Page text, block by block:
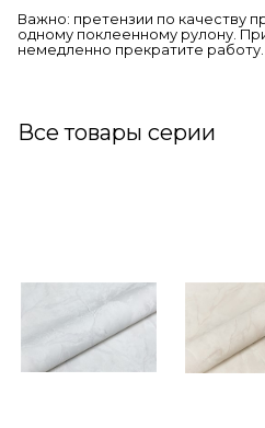
Важно: претензии по качеству
одному поклеенному рулону.
немедленно прекратите работу.
Все товары серии